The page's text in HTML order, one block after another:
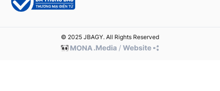
© 2025 JBAGY. All Rights Reserved